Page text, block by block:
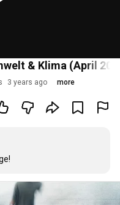
& Klima (April
3 years ago more